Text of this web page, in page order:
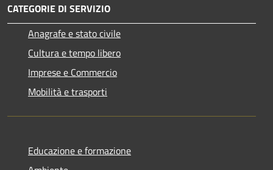
CATEGORIE DI SERVIZIO
Anagrafe e stato civile
Cultura e tempo libero
Imprese e Commercio
Mobilità e trasporti
Educazione e formazione